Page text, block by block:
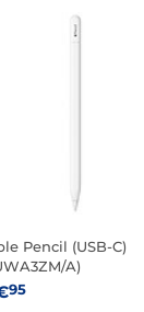
Pencil (USB-C)
A)
95